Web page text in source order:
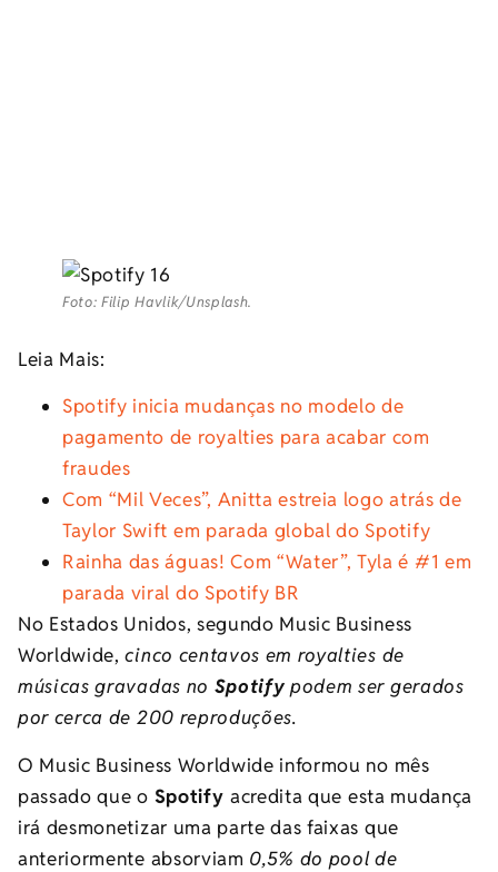
Foto: Filip Havlik/Unsplash.
Leia Mais:
Spotify inicia mudanças no modelo de
pagamento de royalties para acabar com
fraudes
Com “Mil Veces”, Anitta estreia logo atrás de
Taylor Swift em parada global do Spotify
Rainha das águas! Com “Water”, Tyla é #1 em
parada viral do Spotify BR
No Estados Unidos, segundo Music Business
Worldwide,cinco centavos em royalties de
músicas gravadas no Spotify podem ser gerados
por cerca de 200 reproduções.
O Music Business Worldwide informou no mês
passado que o Spotify acredita que esta mudança
irá desmonetizar uma parte das faixas que
anteriormente absorviam 0,5% do pool de